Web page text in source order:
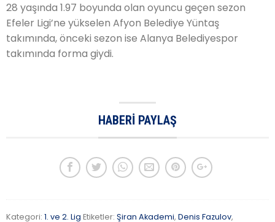
28 yaşında 1.97 boyunda olan oyuncu geçen sezon
Efeler Ligi’ne yükselen Afyon Belediye Yüntaş
takımında, önceki sezon ise Alanya Belediyespor
takımında forma giydi.
HABERI PAYLAŞ
Kategori: 1. ve 2. Lig Etiketler: Şiran Akademi, Denis Fazulov,